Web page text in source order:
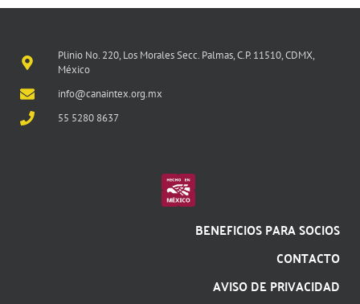
Plinio No. 220, Los Morales Secc. Palmas, C.P. 11510, CDMX,
México
info@canaintex.org.mx
55 5280 8637
BENEFICIOS PARA SOCIOS
CONTACTO
AVISO DE PRIVACIDAD